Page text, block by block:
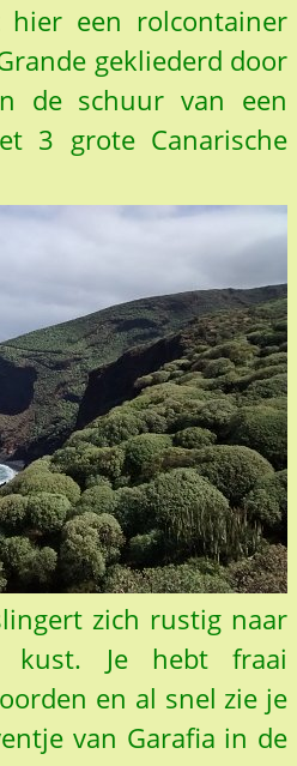
hier een rolcontainer
gekliederd door
de schuur van een
3 grote Canarische
zich rustig naar
kust. Je hebt fraai
en al snel zie je
van Garafia in de